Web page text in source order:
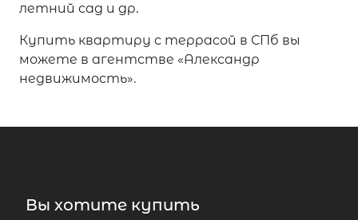
летний сад и др.
Купить квартиру с террасой в СПб вы
можете в агентстве «Александр
недвижимость».
Вы хотите купить